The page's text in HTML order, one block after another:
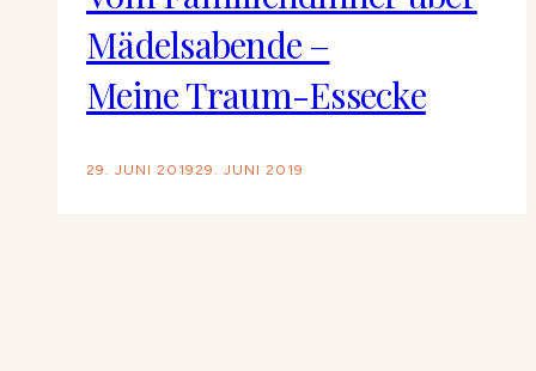
Mädelsabende –
Meine Traum-Essecke
29. JUNI 2019 29. JUNI 2019